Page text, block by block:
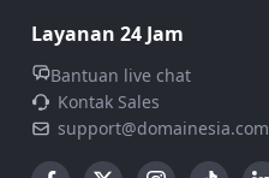
Layanan 24 Jam
Bantuan live chat
Kontak Sales
support@domainesia.com